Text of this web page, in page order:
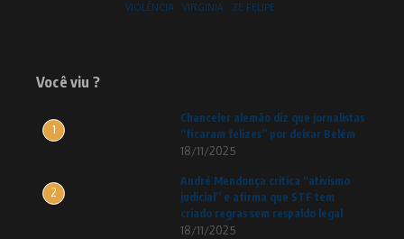
VIOLÊNCIA
VIRGINIA ZE FELIPE
Você viu ?
1
Chanceler alemão diz que jornalistas
“ficaram felizes” por deixar Belém
18/11/2025
2
André Mendonça critica “ativismo
judicial” e afirma que STF tem
criado regras sem respaldo legal
18/11/2025